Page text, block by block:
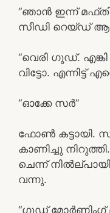
“ഞാന്‍ ഇന്ന്
സീഡി റെയ്ഡ്
“വെരി ഗുഡ്.
വിട്ടോ. എന്നിട്ട്‌
“ഓക്കേ സര്‍”
ഫോണ്‍ കട്ടായി.
കാണിച്ചു
ചെന്ന്
വന്നു.
“ഗുഡ് മോര്‍ണിംഗ്